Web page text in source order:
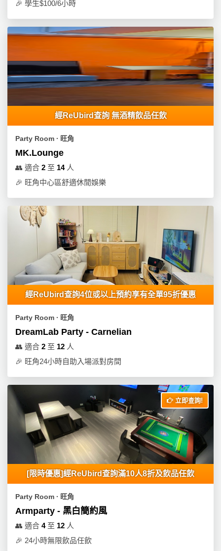
場
佈
置
品
即
即
列
聚
及
拍
拖
Q
地
新
奇
玩
體
驗
手
作
坊
戶
外
玩
樂
遊
動
願
單
🎉 學生$100/6小時
經ReUbird查詢 無酒精飲品任飲
Party Room ∙ 旺角
MK.Lounge
👥 適合 2 至 14人
🎉 旺角中心區舒適休閒娛樂
經ReUbird查詢4位或以上預約享有全單95折優惠
Party Room ∙ 旺角
DreamLab Party - Carnelian
👥 適合 2 至 12 人
🎉 旺角24小時自助入場派對房間
立即查詢!
[限時優惠]經ReUbird查詢滿10人8折及飲品任飲
Party Room ∙ 旺角
Armparty - 黑白簡約風
👥 適合 4至 12 人
🎉 24小時無限飲品任飲